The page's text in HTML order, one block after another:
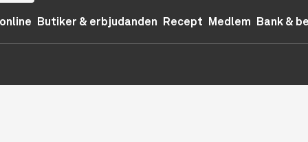
Butiker & erbjudanden Recept Medlem Bank &